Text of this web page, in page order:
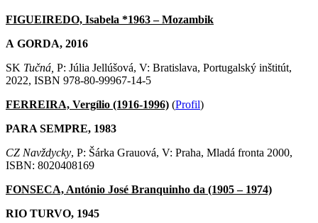
FIGUEIREDO, Isabela *1963 – Mozambik
A GORDA, 2016
SK Tučná, P: Júlia Jellúšová, V: Bratislava, Portugalský inštitút,
2022, ISBN 978-80-99967-14-5
FERREIRA, Vergílio (1916-1996) (Profil)
PARA SEMPRE, 1983
CZ Navždycky, P: Šárka Grauová, V: Praha, Mladá fronta 2000,
ISBN: 8020408169
FONSECA, António José Branquinho da (1905 – 1974)
RIO TURVO, 1945